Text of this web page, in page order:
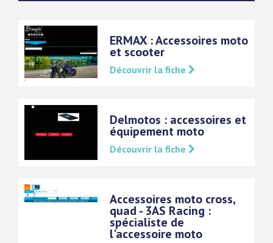
ERMAX : Accessoires moto
et scooter
Découvrir la fiche
Delmotos : accessoires et
équipement moto
Découvrir la fiche
Accessoires moto cross,
quad - 3AS Racing :
spécialiste de
l'accessoire moto